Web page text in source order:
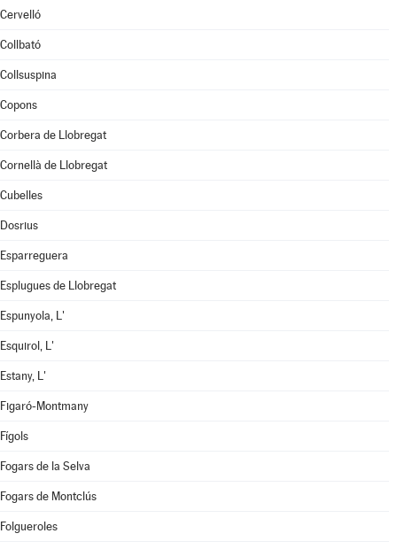
Cervelló
Collbató
Collsuspina
Copons
Corbera de Llobregat
Cornellà de Llobregat
Cubelles
Dosrius
Esparreguera
Esplugues de Llobregat
Espunyola, L'
Esquirol, L'
Estany, L'
Figaró-Montmany
Fígols
Fogars de la Selva
Fogars de Montclús
Folgueroles